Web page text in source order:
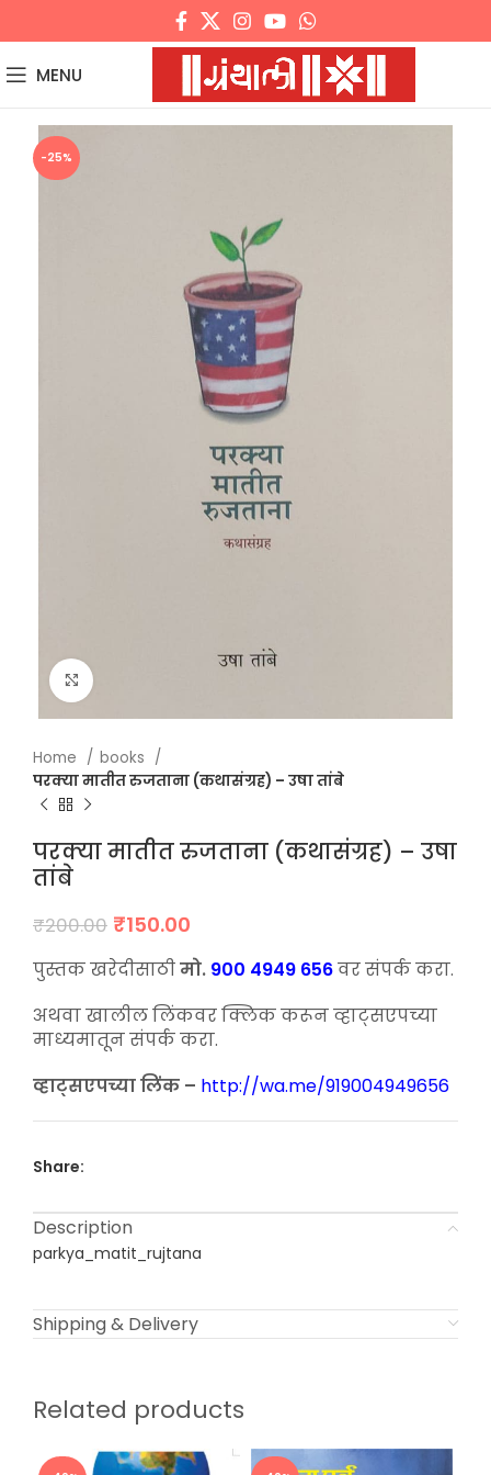
MENU
-25%
Home
books
परक्या मातीत रुजताना (कथासंग्रह) – उषा तांबे
परक्या मातीत रुजताना (कथासंग्रह) – उषा
तांबे
₹200.00 Original
was:
₹150.00
is:
पुस्तक खरेदीसाठीमो. 900 4949 656वर संपर्क करा.
अथवा खालील लिंकवर क्लिक करून व्हाट्सएपच्या
माध्यमातून संपर्क करा.
व्हाट्सएपच्या लिंक – http://wa.me/919004949656
Share:
Description
parkya_matit_rujtana
Shipping & Delivery
Related products